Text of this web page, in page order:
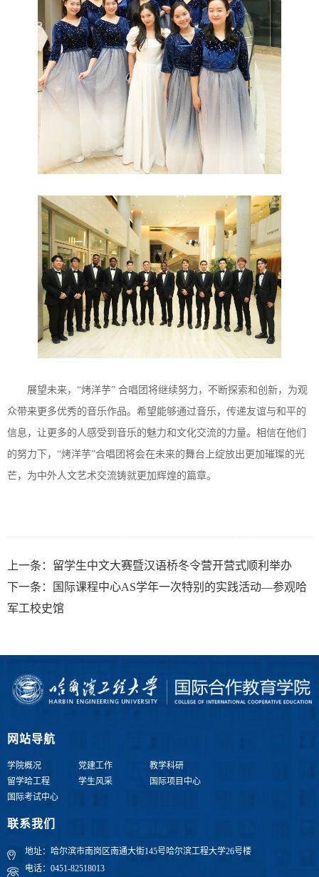
展望未来，“烤洋芋” 合唱团将继续努力，不断探索和创新，为观
众带来更多优秀的音乐作品。希望能够通过音乐，传递友谊与和平的
信息，让更多的人感受到音乐的魅力和文化交流的力量。相信在他们
的努力下，“烤洋芋”合唱团将会在未来的舞台上绽放出更加璀璨的光
芒，为中外人文艺术交流铸就更加辉煌的篇章。
上一条： 留学生中文大赛暨汉语桥冬令营开营式顺利举办
下一条：
国际课程中心AS学年一次特别的实践活动—参观哈
军工校史馆
网站导航
学院概况 党建工作
教学科研
留学哈工程
学生风采
国际项目中心
国际考试中心
联系我们
地址：哈尔滨市南岗区南通大街145号哈尔滨工程大学26号楼
电话：0451-82518013